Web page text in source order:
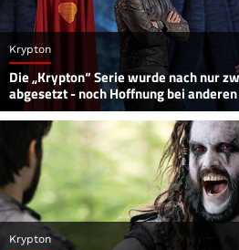
Krypton
Die „Krypton“ Serie wurde nach nur
abgesetzt - noch Hoffnung bei
Krypton